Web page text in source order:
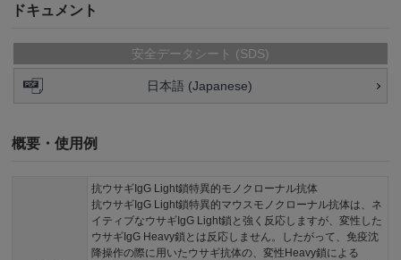
ドキュメント
安全データシート (SDS)
日本語 (Japanese)
概要・使用例
抗ウサギIgG Light鎖特異的モノクローナル抗体
抗ウサギIgG Light鎖特異的マウスモノクローナル抗体は、ネ
イティブなウサギIgG Light鎖と強く反応しますが、変性した
ウサギIgG Heavy鎖とは反応しません。したがって、免疫沈
降操作の際に用いたウサギ抗体の、変性Heavy鎖による